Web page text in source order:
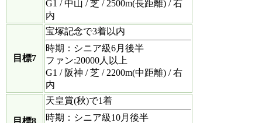
G1 / 中山 / 芝 / 2500m(長距離) / 右
内
目標7
宝塚記念で3着以内
時期：シニア級6月後半
ファン:20000人以上
G1 / 阪神 / 芝 / 2200m(中距離) / 右
内
目標8
天皇賞(秋)で1着
時期：シニア級10月後半